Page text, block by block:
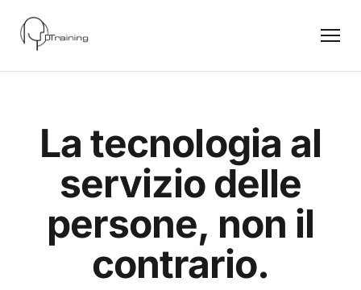
La tecnologia al
servizio delle
persone, non il
contrario.